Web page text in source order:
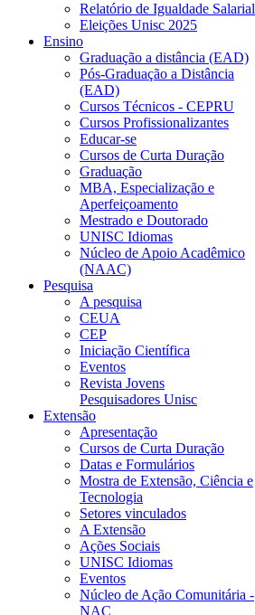
Relatório de Igualdade Salarial
Eleições Unisc 2025
Ensino
Graduação a distância (EAD)
Pós-Graduação a Distância
(EAD)
Cursos Técnicos - CEPRU
Cursos Profissionalizantes
Educar-se
Cursos de Curta Duração
Graduação
MBA, Especialização e
Aperfeiçoamento
Mestrado e Doutorado
UNISC Idiomas
Núcleo de Apoio Acadêmico
(NAAC)
Pesquisa
A pesquisa
CEUA
CEP
Iniciação Científica
Eventos
Revista Jovens
Pesquisadores Unisc
Extensão
Apresentação
Cursos de Curta Duração
Datas e Formulários
Mostra de Extensão, Ciência e
Tecnologia
Setores vinculados
A Extensão
Ações Sociais
UNISC Idiomas
Eventos
Núcleo de Ação Comunitária -
NAC